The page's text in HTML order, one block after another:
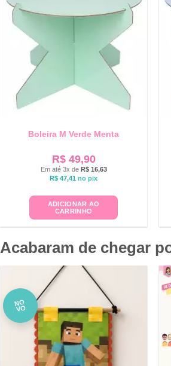
Boleira M Verde Menta
R$49,90
Em até 3x de R$16,63
R$ 47,41 no pix
ADICIONAR AO
CARRINHO
Acabaram de chegar
NO
VO